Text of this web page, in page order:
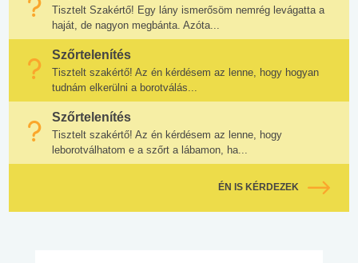
Tisztelt Szakértő! Egy lány ismerősöm nemrég levágatta a
haját, de nagyon megbánta. Azóta...
Szőrtelenítés
Tisztelt szakértő! Az én kérdésem az lenne, hogy hogyan
tudnám elkerülni a borotválás...
Szőrtelenítés
Tisztelt szakértő! Az én kérdésem az lenne, hogy
leborotválhatom e a szőrt a lábamon, ha...
ÉN IS KÉRDEZEK